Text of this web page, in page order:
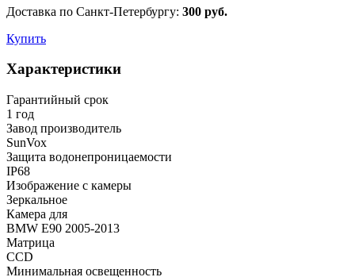
Доставка по Санкт-Петербургу: 300 руб.
Купить
Характеристики
Гарантийный срок
1 год
Завод производитель
SunVox
Защита водонепроницаемости
IP68
Изображение с камеры
Зеркальное
Камера для
BMW E90 2005-2013
Матрица
CCD
Минимальная освещенность